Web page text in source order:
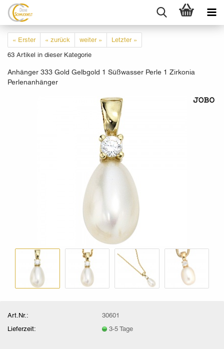
« Erster « zurück weiter »
Letzter »
63 Artikel in dieser Kategorie
Anhänger 333 Gold Gelbgold 1 Süßwasser Perle 1 Zirkonia
Perlenanhänger
Art.Nr.:
30601
Lieferzeit:
3-5 Tage